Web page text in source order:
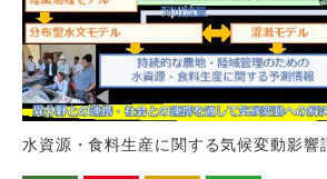
水資源・食料生産に関する気候変動影響